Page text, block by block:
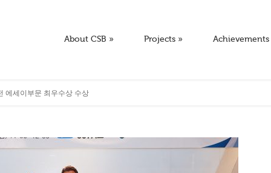
About CSB » Projects » Achievements
에세이부문 최우수상 수상